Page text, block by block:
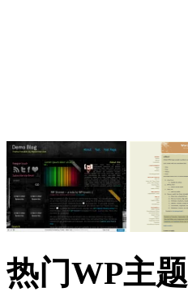
热门WP主题